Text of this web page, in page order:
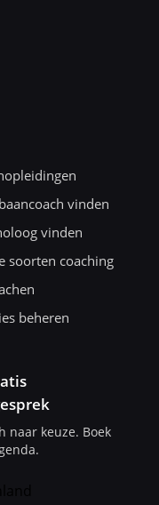
vinden
vinden
soorten coaching
beheren
naar keuze. Boek